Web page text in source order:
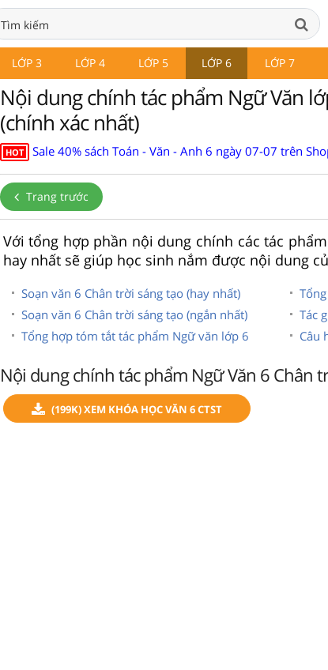
LỚP 3 LỚP 4 LỚP 5 LỚP 6 LỚP 7
Nội dung chính tác phẩm Ngữ Văn
(chính xác nhất)
HOT Sale 40% sách Toán - Văn - Anh 6 ngày 07-07 trên
Trang trước
Với tổng hợp phần nội dung chính các tác
hay nhất sẽ giúp học sinh nắm được nội dung
Soạn văn 6 Chân trời sáng tạo (hay nhất)
Soạn văn 6 Chân trời sáng tạo (ngắn nhất)
Tổng hợp tóm tắt tác phẩm Ngữ văn lớp 6
Tác
Câu
Nội dung chính tác phẩm Ngữ Văn 6 Chân
(199K) XEM KHÓA HỌC VĂN 6 CTST